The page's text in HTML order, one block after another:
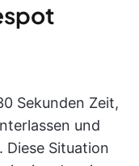
Sekunden Zeit,
und
Diese Situation